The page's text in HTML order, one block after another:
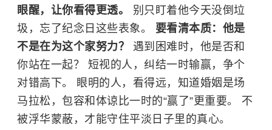
眼醒，让你看得更透。 别只盯着他今天没倒垃
圾，忘了纪念日这些表象。 要看清本质：他是
不是在为这个家努力？ 遇到困难时，他是否和
你站在一起？ 短视的人，纠结一时输赢，争个
对错高下。 眼明的人，看得远，知道婚姻是场
马拉松，包容和体谅比一时的“赢了”更重要。 不
被浮华蒙蔽，才能守住平淡日子里的真心。